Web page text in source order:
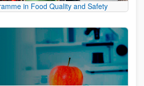
in Food Quality and Safety